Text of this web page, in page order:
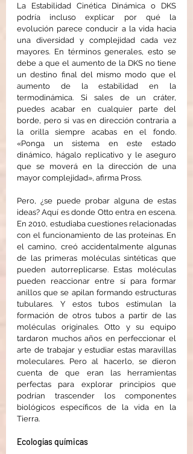
La Estabilidad Cinética Dinámica o DKS
podría incluso explicar por qué la
evolución parece conducir a la vida hacia
una diversidad y complejidad cada vez
mayores. En términos generales, esto se
debe a que el aumento de la DKS no tiene
un destino final del mismo modo que el
aumento de la estabilidad en la
termodinámica. Si sales de un cráter,
puedes acabar en cualquier parte del
borde, pero si vas en dirección contraria a
la orilla siempre acabas en el fondo.
«Ponga un sistema en este estado
dinámico, hágalo replicativo y le aseguro
que se moverá en la dirección de una
mayor complejidad», afirma Pross.
Pero, ¿se puede probar alguna de estas
ideas? Aquí es donde Otto entra en escena.
En 2010, estudiaba cuestiones relacionadas
con el funcionamiento de las proteínas. En
el camino, creó accidentalmente algunas
de las primeras moléculas sintéticas que
pueden autorreplicarse. Estas moléculas
pueden reaccionar entre sí para formar
anillos que se apilan formando estructuras
tubulares. Y estos tubos estimulan la
formación de otros tubos a partir de las
moléculas originales. Otto y su equipo
tardaron muchos años en perfeccionar el
arte de trabajar y estudiar estas maravillas
moleculares. Pero al hacerlo, se dieron
cuenta de que eran las herramientas
perfectas para explorar principios que
podrían trascender los componentes
biológicos específicos de la vida en la
Tierra.
Ecologías químicas